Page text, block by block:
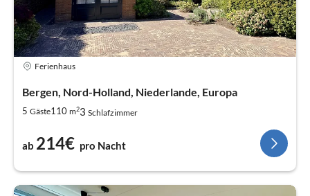
Ferienhaus
Bergen, Nord-Holland, Niederlande, Europa
5 Gäste110 m23 Schlafzimmer
ab 214€ pro Nacht